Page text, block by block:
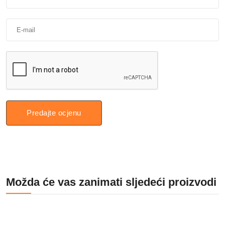
Predajte ocjenu
Možda će vas zanimati sljedeći proizvodi